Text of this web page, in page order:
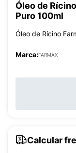
Óleo de
Puro 100ml
Óleo de Rícino
Marca:FARMAX
Calcular